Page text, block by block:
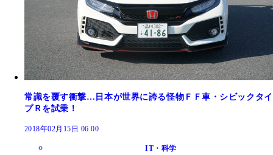
常識を覆す衝撃…日本が世界に誇る怪物ＦＦ車・シビックタイ
プＲを試乗！
2018年02月15日 06:00
IT・科学